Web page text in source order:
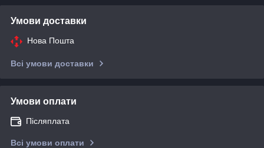
Умови доставки
Нова Пошта
Всі умови доставки
Умови оплати
Післяплата
Всі умови оплати